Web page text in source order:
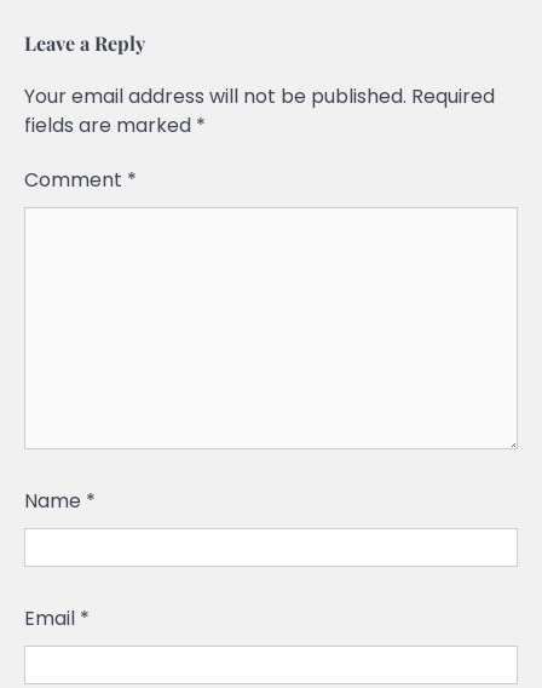
Leave a Reply
Your email address will not be published. Required
fields are marked *
Comment *
Name *
Email *